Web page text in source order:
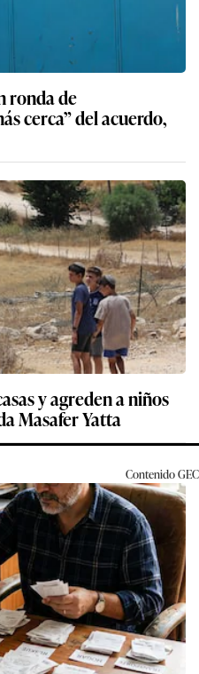
ronda de
cerca” del acuerdo,
y agreden a niños
Masafer Yatta
ContenidoGEC